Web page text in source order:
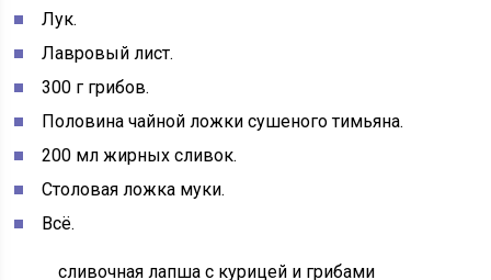
Лук.
Лавровый лист.
300 г грибов.
Половина чайной ложки сушеного тимьяна.
200 мл жирных сливок.
Столовая ложка муки.
Всё.
сливочная лапша с курицей и грибами